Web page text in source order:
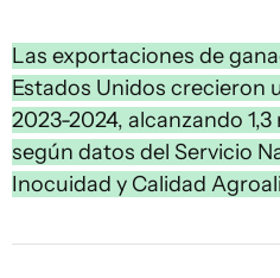
Las exportaciones de
Estados Unidos crecieron
2023-2024, alcanzando
según datos del Servicio
Inocuidad y Calidad